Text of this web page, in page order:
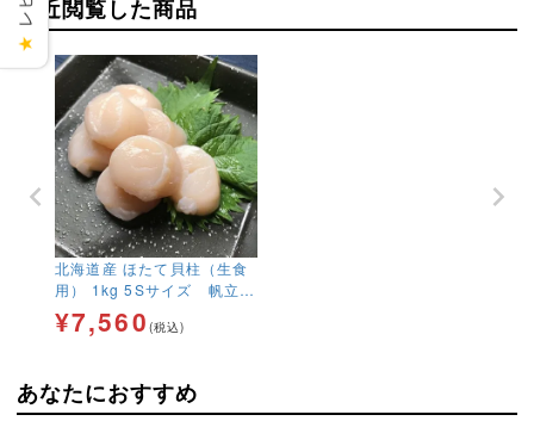
最近閲覧した商品
北海道産 ほたて貝柱（生食
用） 1kg 5Sサイズ 帆立
ホタテ お刺身 BBQ【送
料無料】
¥7,560 (税込)
あなたにおすすめ
★